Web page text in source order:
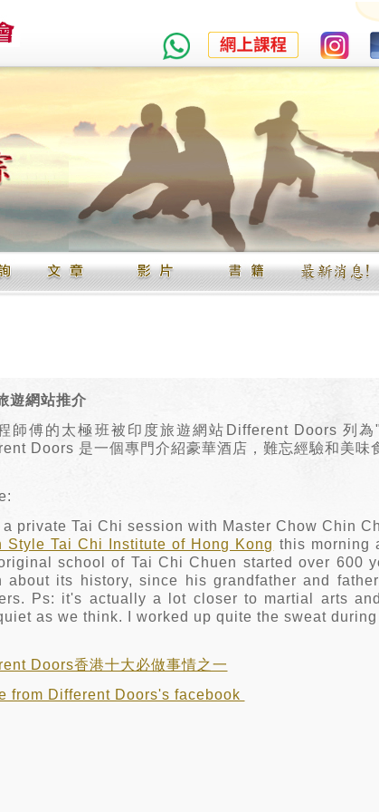
遊網站推介
師傅的太極班被印度旅遊網站Different Doors 列為
Doors 是一個專門介紹豪華酒店，難忘經驗和美味
a private Tai Chi session with Master Chow Chin
Style Tai Chi Institute of Hong Kong this morning
school of Tai Chi Chuen started over 600
about its history, since his grandfather and
Ps: it's actually a lot closer to martial arts
as we think. I worked up quite the sweat during
Doors香港十大必做事情之一
from Different Doors's facebook